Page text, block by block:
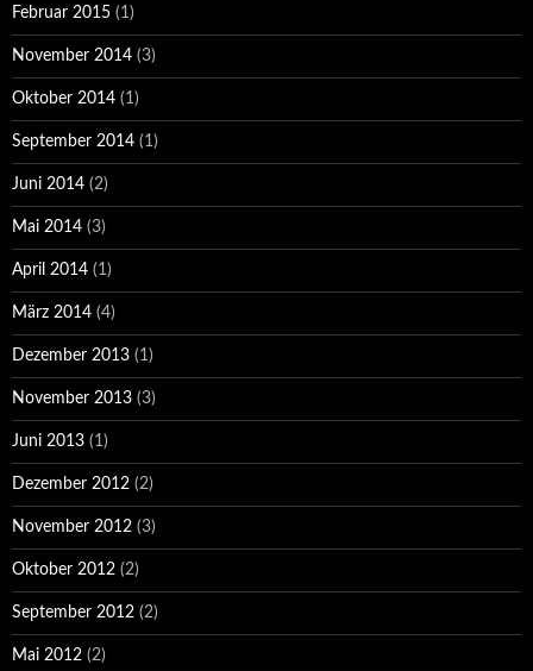
Februar 2015 (1)
November 2014 (3)
Oktober 2014 (1)
September 2014 (1)
Juni 2014 (2)
Mai 2014 (3)
April 2014 (1)
März 2014 (4)
Dezember 2013 (1)
November 2013 (3)
Juni 2013 (1)
Dezember 2012 (2)
November 2012 (3)
Oktober 2012 (2)
September 2012 (2)
Mai 2012 (2)